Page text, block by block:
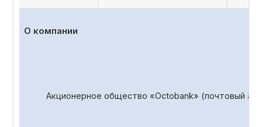
О компании
Акционерное общество «Octobank» (почтовый